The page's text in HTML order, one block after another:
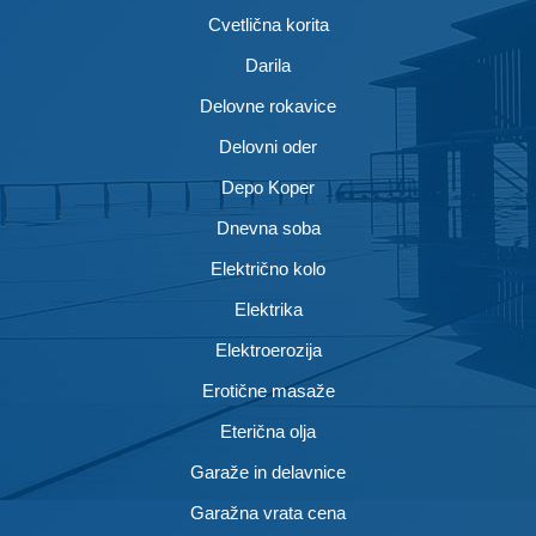
Cvetlična korita
Darila
Delovne rokavice
Delovni oder
Depo Koper
Dnevna soba
Električno kolo
Elektrika
Elektroerozija
Erotične masaže
Eterična olja
Garaže in delavnice
Garažna vrata cena